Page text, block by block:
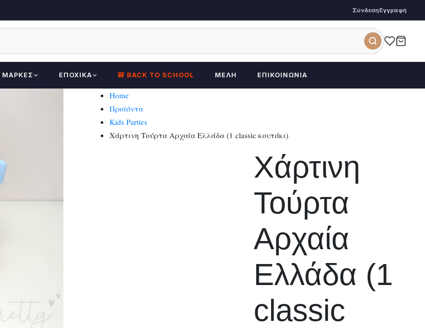
ΣύνδεσηΕγγραφή
ΜΆΡΚΕΣ ΕΠΟΧΙΚΆ 🎒 BACK TO SCHOOL ΜΈΛΗ ΕΠΙΚΟΙΝΩΝΊΑ
Home
Προϊόντα
Kids Parties
Χάρτινη Τούρτα Αρχαία Ελλάδα (1 classic κουτάκι)
Χάρτινη
Τούρτα
Αρχαία
Ελλάδα (1
classic